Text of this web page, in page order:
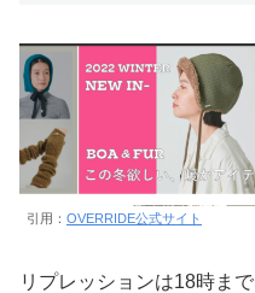
引用： OVERRIDE公式サイト
リプレッションは18時ま